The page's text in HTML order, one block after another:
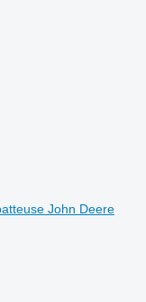
John Deere